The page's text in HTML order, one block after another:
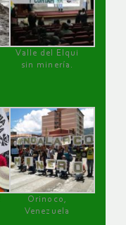
Valle del Elqui
sin minería.
Orinoco,
Venezuela